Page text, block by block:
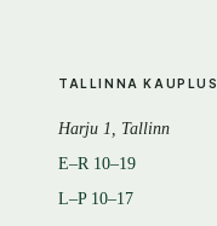
TALLINNA KAUPLUS
Harju 1, Tallinn
E–R 10–19
L–P 10–17